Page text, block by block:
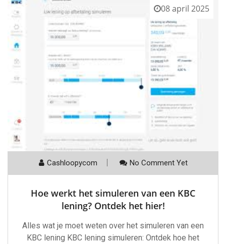
08 april 2025
Cashloopycom No Comment Yet
Hoe werkt het simuleren van een KBC
lening? Ontdek het hier!
Alles wat je moet weten over het simuleren van een
KBC lening KBC lening simuleren: Ontdek hoe het